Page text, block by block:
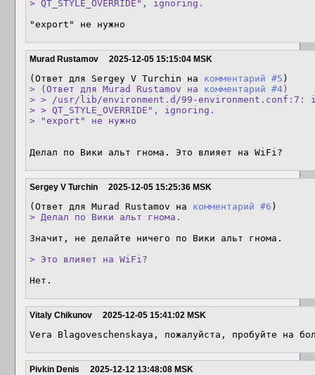
> QT_STYLE_OVERRIDE", ignoring.
"export" не нужно
Murad Rustamov 2025-12-05 15:15:04 MSK
(Ответ для Sergey V Turchin на комментарий #5
> (Ответ для Murad Rustamov на комментарий #4 )
> > /usr/lib/environment.d/99-environment.conf:7:
> > QT_STYLE_OVERRIDE", ignoring.
> "export" не нужно
Делал по Вики альт гнома. Это влияет на WiFi?
Sergey V Turchin 2025-12-05 15:25:36 MSK
(Ответ для Murad Rustamov на комментарий #6
> Делал по Вики альт гнома.
Значит, не делайте ничего по Вики альт гнома.
> Это влияет на WiFi?
Нет.
Vitaly Chikunov 2025-12-05 15:41:02 MSK
Vera Blagoveschenskaya, пожалуйста, пробуйте на
Pivkin Denis 2025-12-12 13:48:08 MSK